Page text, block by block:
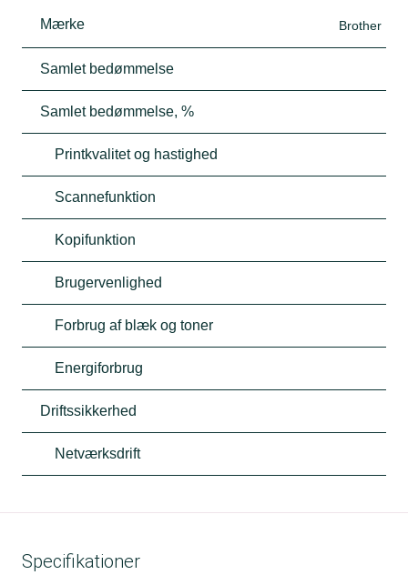
Mærke Brother
Samlet bedømmelse
Samlet bedømmelse, %
Printkvalitet og hastighed
Scannefunktion
Kopifunktion
Brugervenlighed
Forbrug af blæk og toner
Energiforbrug
Driftssikkerhed
Netværksdrift
Specifikationer